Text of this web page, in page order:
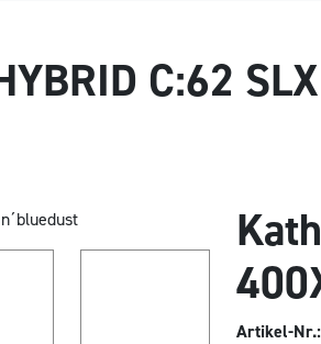
C:62
Artikel-